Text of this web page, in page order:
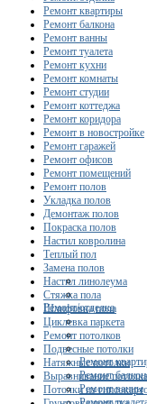
Ремонт/отделка
Ремонт
Ремонт
Ремонт ванны
Ремонт квартиры
Ремонт балкона
Ремонт ванны
Ремонт туалета
Ремонт кухни
Ремонт комнаты
Ремонт студии
Ремонт коттеджа
Ремонт коридора
Ремонт в новостройке
Ремонт гаражей
Ремонт офисов
Ремонт помещений
Ремонт полов
Укладка полов
Демонтаж полов
Покраска полов
Настил ковролина
Теплый пол
Замена полов
Настил линолеума
Стяжка пола
Шлифовка пола
Циклевка паркета
Ремонт потолков
Подвесные потолки
Натяжные потолки
Выравнивание потолка
Потолки из